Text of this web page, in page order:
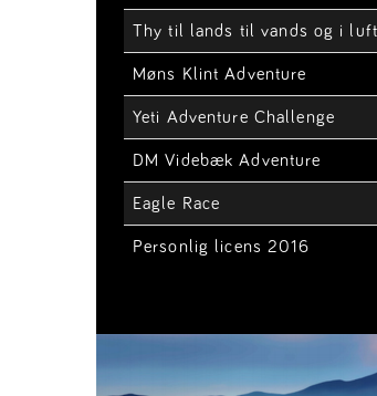
Thy til lands til vands og i
Møns Klint Adventure
Yeti Adventure Challenge
DM Videbæk Adventure
Eagle Race
Personlig licens 2016